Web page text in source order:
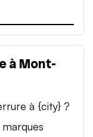
à Mont-
à {city} ?